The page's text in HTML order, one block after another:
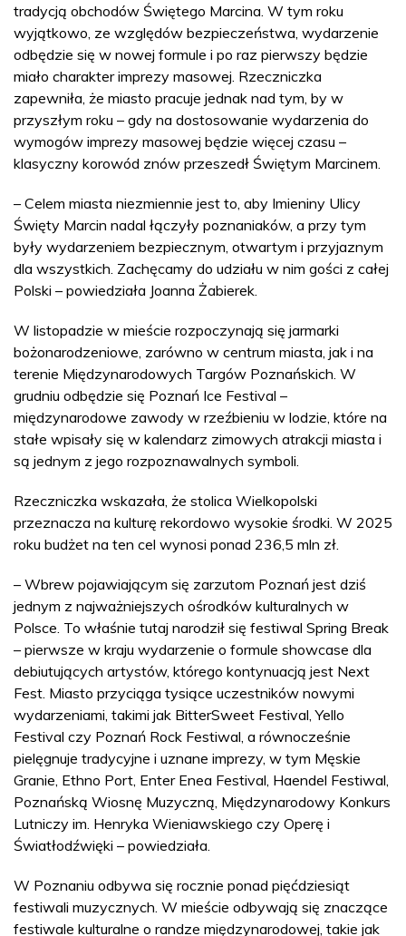
tradycją obchodów Świętego Marcina. W tym roku
wyjątkowo, ze względów bezpieczeństwa, wydarzenie
odbędzie się w nowej formule i po raz pierwszy będzie
miało charakter imprezy masowej. Rzeczniczka
zapewniła, że miasto pracuje jednak nad tym, by w
przyszłym roku – gdy na dostosowanie wydarzenia do
wymogów imprezy masowej będzie więcej czasu –
klasyczny korowód znów przeszedł Świętym Marcinem.
– Celem miasta niezmiennie jest to, aby Imieniny Ulicy
Święty Marcin nadal łączyły poznaniaków, a przy tym
były wydarzeniem bezpiecznym, otwartym i przyjaznym
dla wszystkich. Zachęcamy do udziału w nim gości z całej
Polski – powiedziała Joanna Żabierek.
W listopadzie w mieście rozpoczynają się jarmarki
bożonarodzeniowe, zarówno w centrum miasta, jak i na
terenie Międzynarodowych Targów Poznańskich. W
grudniu odbędzie się Poznań Ice Festival –
międzynarodowe zawody w rzeźbieniu w lodzie, które na
stałe wpisały się w kalendarz zimowych atrakcji miasta i
są jednym z jego rozpoznawalnych symboli.
Rzeczniczka wskazała, że stolica Wielkopolski
przeznacza na kulturę rekordowo wysokie środki. W 2025
roku budżet na ten cel wynosi ponad 236,5 mln zł.
– Wbrew pojawiającym się zarzutom Poznań jest dziś
jednym z najważniejszych ośrodków kulturalnych w
Polsce. To właśnie tutaj narodził się festiwal Spring Break
– pierwsze w kraju wydarzenie o formule showcase dla
debiutujących artystów, którego kontynuacją jest Next
Fest. Miasto przyciąga tysiące uczestników nowymi
wydarzeniami, takimi jak BitterSweet Festival, Yello
Festival czy Poznań Rock Festiwal, a równocześnie
pielęgnuje tradycyjne i uznane imprezy, w tym Męskie
Granie, Ethno Port, Enter Enea Festival, Haendel Festiwal,
Poznańską Wiosnę Muzyczną, Międzynarodowy Konkurs
Lutniczy im. Henryka Wieniawskiego czy Operę i
Światłodźwięki – powiedziała.
W Poznaniu odbywa się rocznie ponad pięćdziesiąt
festiwali muzycznych. W mieście odbywają się znaczące
festiwale kulturalne o randze międzynarodowej, takie jak